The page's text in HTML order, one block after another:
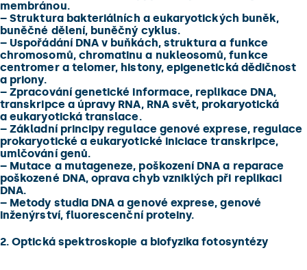
membránou.
– Struktura bakteriálních a eukaryotických buněk,
buněčné dělení, buněčný cyklus.
– Uspořádání DNA v buňkách, struktura a funkce
chromosomů, chromatinu a nukleosomů, funkce
centromer a telomer, histony, epigenetická dědičnost
a priony.
– Zpracování genetické informace, replikace DNA,
transkripce a úpravy RNA, RNA svět, prokaryotická
a eukaryotická translace.
– Základní principy regulace genové exprese, regulace
prokaryotické a eukaryotické iniciace transkripce,
umlčování genů.
– Mutace a mutageneze, poškození DNA a reparace
poškozené DNA, oprava chyb vzniklých při replikaci
DNA.
– Metody studia DNA a genové exprese, genové
inženýrství, fluorescenční proteiny.
2. Optická spektroskopie a biofyzika fotosyntézy